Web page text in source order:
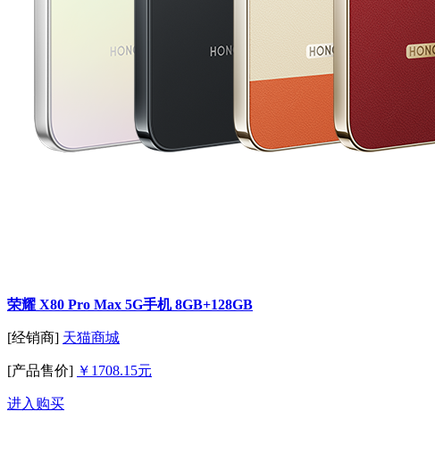
荣耀 X80 Pro Max 5G手机 8GB+128GB
[经销商] 天猫商城
[产品售价] ￥1708.15元
进入购买